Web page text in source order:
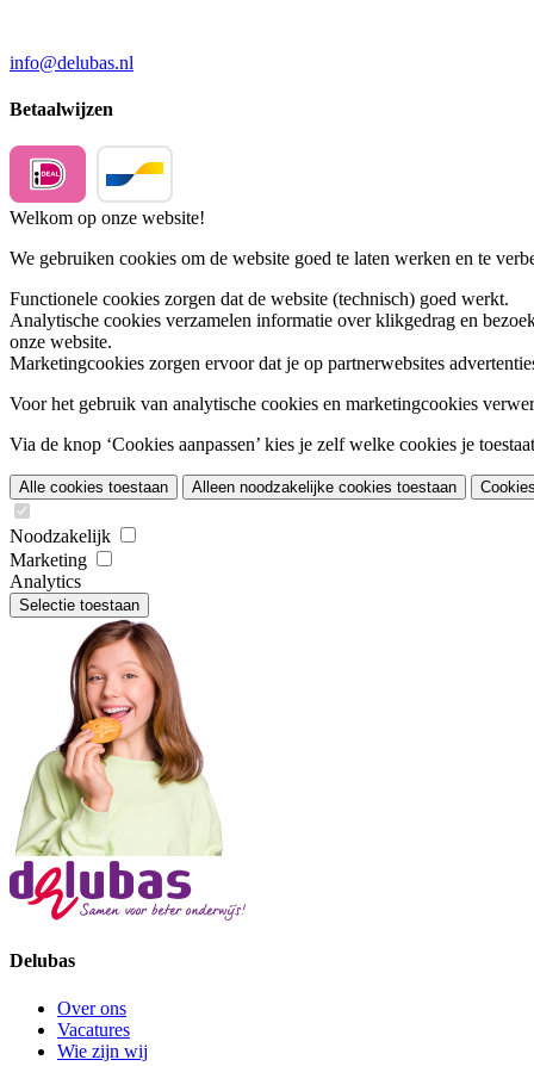
info@delubas.nl
Betaalwijzen
Welkom op onze website!
We gebruiken cookies om de website goed te laten werken en te
Functionele cookies zorgen dat de website (technisch) goed werkt.
Analytische cookies verzamelen informatie over klikgedrag en
onze website.
Marketingcookies zorgen ervoor dat je op partnerwebsites
Voor het gebruik van analytische cookies en marketingcookies
Via de knop ‘Cookies aanpassen’ kies je zelf welke cookies je
Alle cookies toestaan Alleen noodzakelijke cookies toestaan
Noodzakelijk
Marketing
Analytics
Selectie toestaan
Delubas
Over ons
Vacatures
Wie zijn wij